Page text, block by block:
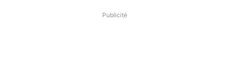
Publicité